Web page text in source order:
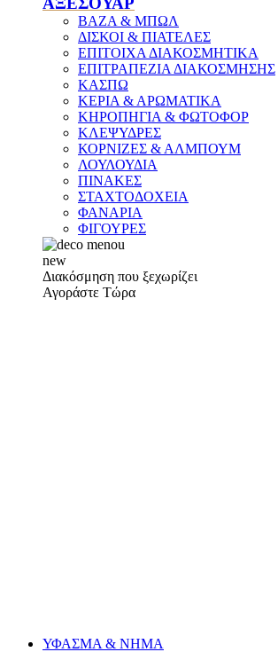
ΒΑΖΑ & ΜΠΩΛ
ΔΙΣΚΟΙ & ΠΙΑΤΕΛΕΣ
ΕΠΙΤΟΙΧΑ ΔΙΑΚΟΣΜΗΤΙΚΑ
ΕΠΙΤΡΑΠΕΖΙΑ ΔΙΑΚΟΣΜΗΣΗΣ
ΚΑΣΠΩ
ΚΕΡΙΑ & ΑΡΩΜΑΤΙΚΑ
ΚΗΡΟΠΗΓΙΑ & ΦΩΤΟΦΟΡ
ΚΛΕΨΥΔΡΕΣ
ΚΟΡΝΙΖΕΣ & ΑΛΜΠΟΥΜ
ΛΟΥΛΟΥΔΙΑ
ΠΙΝΑΚΕΣ
ΣΤΑΧΤΟΔΟΧΕΙΑ
ΦΑΝΑΡΙΑ
ΦΙΓΟΥΡΕΣ
new
Διακόσμηση που ξεχωρίζει
Αγοράστε Τώρα
ΥΦΑΣΜΑ & ΝΗΜΑ